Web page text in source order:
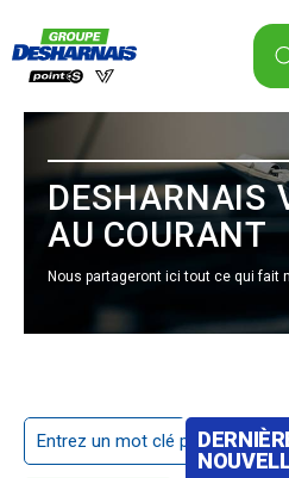
DESHARNAIS
AU COURANT
Nous partageront ici tout ce qui fait